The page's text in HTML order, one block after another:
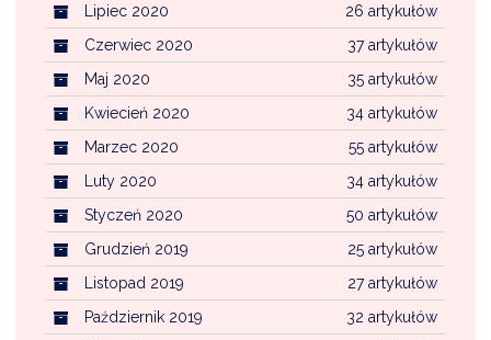
26 artykułów
Lipiec 2020
37 artykułów
Czerwiec 2020
35 artykułów
Maj 2020
34 artykułów
Kwiecień 2020
55 artykułów
Marzec 2020
34 artykułów
Luty 2020
50 artykułów
Styczeń 2020
25 artykułów
Grudzień 2019
27 artykułów
Listopad 2019
32 artykułów
Październik 2019